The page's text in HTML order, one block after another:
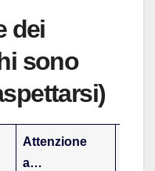
dei
sono
Attenzione
a…